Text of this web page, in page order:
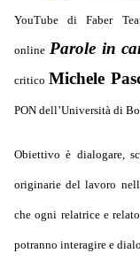
YouTube di Faber
online Parole in
critico Michele
PON dell’Università di
Obiettivo è dialogare,
originarie del lavoro
che ogni relatrice e
potranno interagire e